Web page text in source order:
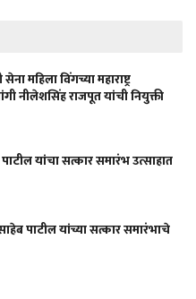
महिला विंगच्या महाराष्ट्र
नीलेशसिंह राजपूत यांची नियुक्ती
यांचा सत्कार समारंभ उत्साहात
पाटील यांच्या सत्कार समारंभाचे